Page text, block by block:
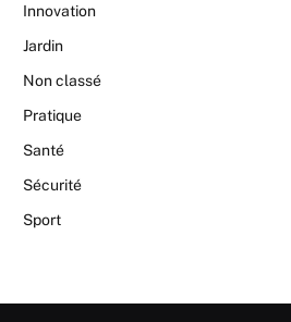
Innovation
Jardin
Non classé
Pratique
Santé
Sécurité
Sport